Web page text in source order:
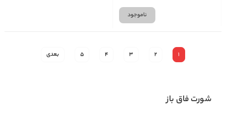
ناموجود
1
2
3
4
5 بعدی
شورت فاق باز